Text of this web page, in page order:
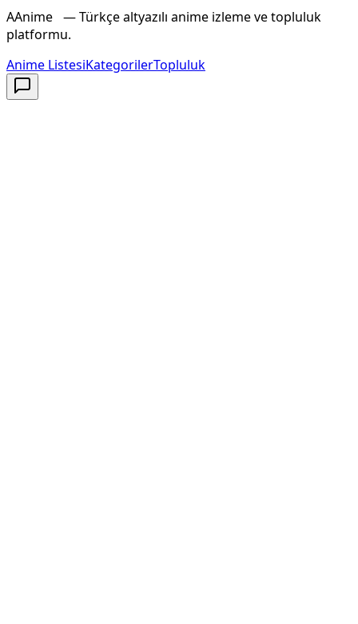
AAnime — Türkçe altyazılı anime izleme ve topluluk
platformu.
Anime ListesiKategorilerTopluluk